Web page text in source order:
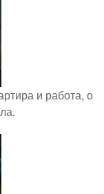
и работа, о